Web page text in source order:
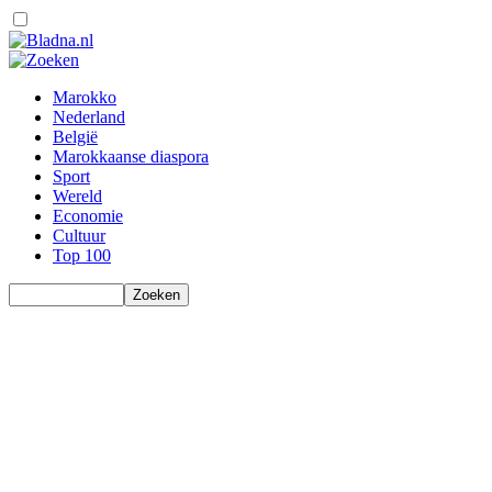
Marokko
Nederland
België
Marokkaanse diaspora
Sport
Wereld
Economie
Cultuur
Top 100